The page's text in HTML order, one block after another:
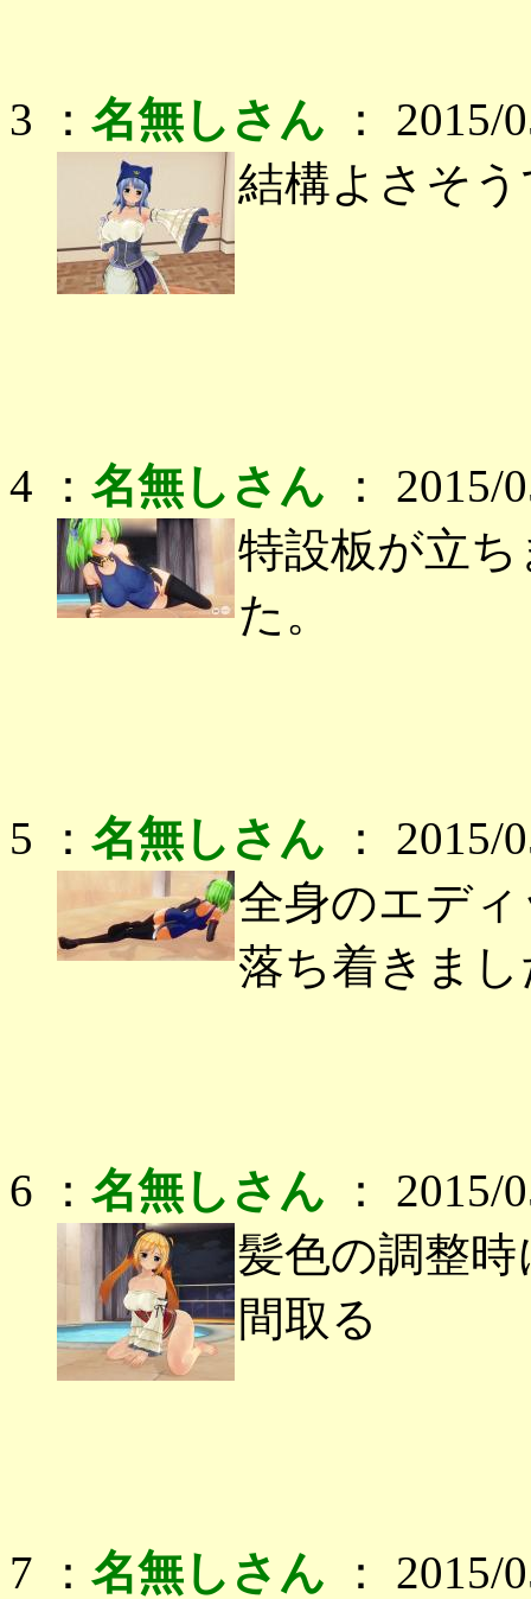
3 ： 名無しさん ： 2015/
結構よさそ
4 ： 名無しさん ： 2015/
特設板が立
た。
5 ： 名無しさん ： 2015/
全身のエデ
落ち着きま
6 ： 名無しさん ： 2015/
髪色の調整
間取る
7 ： 名無しさん ： 2015/